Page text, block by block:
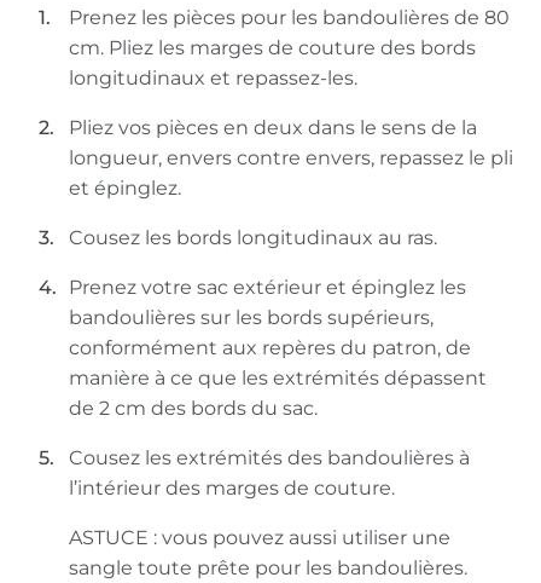
Prenez les pièces pour les bandoulières de 80
cm. Pliez les marges de couture des bords
longitudinaux et repassez-les.
Pliez vos pièces en deux dans le sens de la
longueur, envers contre envers, repassez le pli
et épinglez.
Cousez les bords longitudinaux au ras.
Prenez votre sac extérieur et épinglez les
bandoulières sur les bords supérieurs,
conformément aux repères du patron, de
manière à ce que les extrémités dépassent
de 2 cm des bords du sac.
Cousez les extrémités des bandoulières à
l’intérieur des marges de couture.
ASTUCE : vous pouvez aussi utiliser une
sangle toute prête pour les bandoulières.